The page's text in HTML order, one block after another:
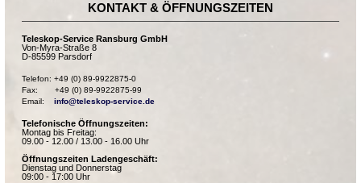
KONTAKT & ÖFFNUNGSZEITEN
Teleskop-Service Ransburg GmbH
Von-Myra-Straße 8
D-85599 Parsdorf
Telefon: +49 (0) 89-9922875-0
Fax:       +49 (0) 89-9922875-99
Email: info@teleskop-service.de
Telefonische Öffnungszeiten:
Montag bis Freitag:
09.00 - 12.00 / 13.00 - 16.00 Uhr
Öffnungszeiten Ladengeschäft:
Dienstag und Donnerstag
09:00 - 17:00 Uhr